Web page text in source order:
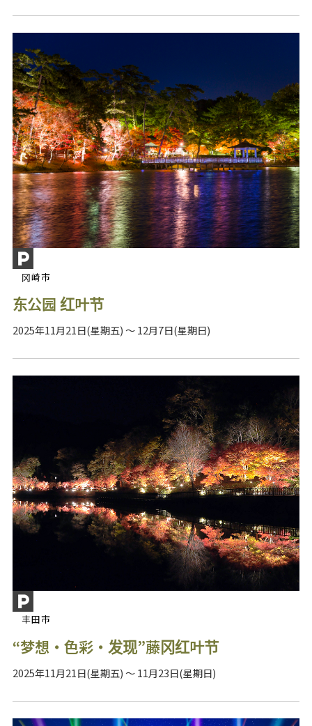
冈崎市
东公园 红叶节
2025年11月21日(星期五) ～ 12月7日(星期日)
丰田市
“梦想・色彩・发现”藤冈红叶节
2025年11月21日(星期五) ～ 11月23日(星期日)